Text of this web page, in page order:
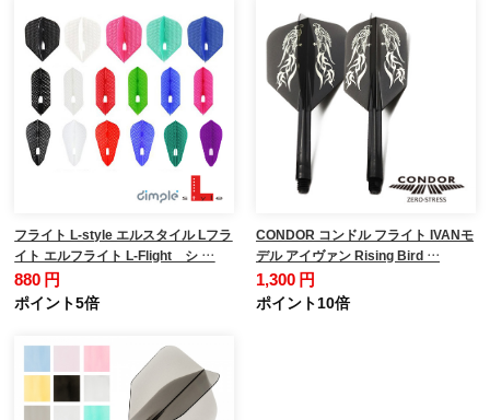
フライト L-style エルスタイル Lフラ
イト エルフライト L-Flight シ …
880 円
ポイント5倍
CONDOR コンドル フライト IVANモ
デル アイヴァン Rising Bird …
1,300 円
ポイント10倍